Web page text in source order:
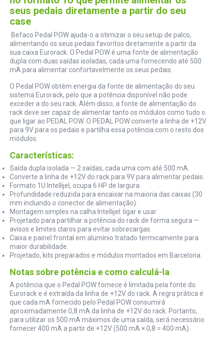
seus pedais diretamente a partir do seu
case
Befaco Pedal POW ajuda-o a otimizar o seu setup de palco,
alimentando os seus pedais favoritos diretamente a partir da
sua caixa Eurorack. O Pedal POW é uma fonte de alimentação
dupla com duas saídas isoladas, cada uma fornecendo até 500
mA para alimentar confortavelmente os seus pedais.
O Pedal POW obtém energia da fonte de alimentação do seu
sistema Eurorack, pelo que a potência disponível não pode
exceder a do seu rack. Além disso, a fonte de alimentação do
rack deve ser capaz de alimentar tanto os módulos como tudo o
que ligar ao PEDAL POW. O PEDAL POW converte a linha de +12V
para 9V para os pedais e partilha essa potência com o resto dos
módulos.
Características:
Saída dupla isolada — 2 saídas, cada uma com até 500 mA.
Converte a linha de +12V do rack para 9V para alimentar pedais.
Formato 1U Intellijel, ocupa 6 HP de largura.
Profundidade reduzida para encaixar na maioria das caixas (30
mm incluindo o conector de alimentação).
Montagem simples na calha Intellijel: ligar e usar.
Projetado para partilhar a potência do rack de forma segura —
avisos e limites claros para evitar sobrecargas.
Caixa e painel frontal em alumínio tratado termicamente para
maior durabilidade.
Projetado, kits preparados e módulos montados em Barcelona.
Notas sobre potência e como calculá-la
A potência que o Pedal POW fornece é limitada pela fonte do
Eurorack e é extraída da linha de +12V do rack. A regra prática é
que cada mA fornecido pelo Pedal POW consumirá
aproximadamente 0,8 mA da linha de +12V do rack. Portanto,
para utilizar os 500 mA máximos de uma saída, será necessário
fornecer 400 mA a partir de +12V (500 mA × 0,8 = 400 mA).